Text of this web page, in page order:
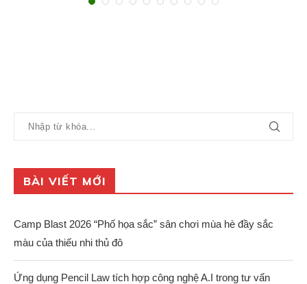
BÀI VIẾT MỚI
Camp Blast 2026 “Phố họa sắc” sân chơi mùa hè đầy sắc
màu của thiếu nhi thủ đô
Ứng dụng Pencil Law tích hợp công nghệ A.I trong tư vấn